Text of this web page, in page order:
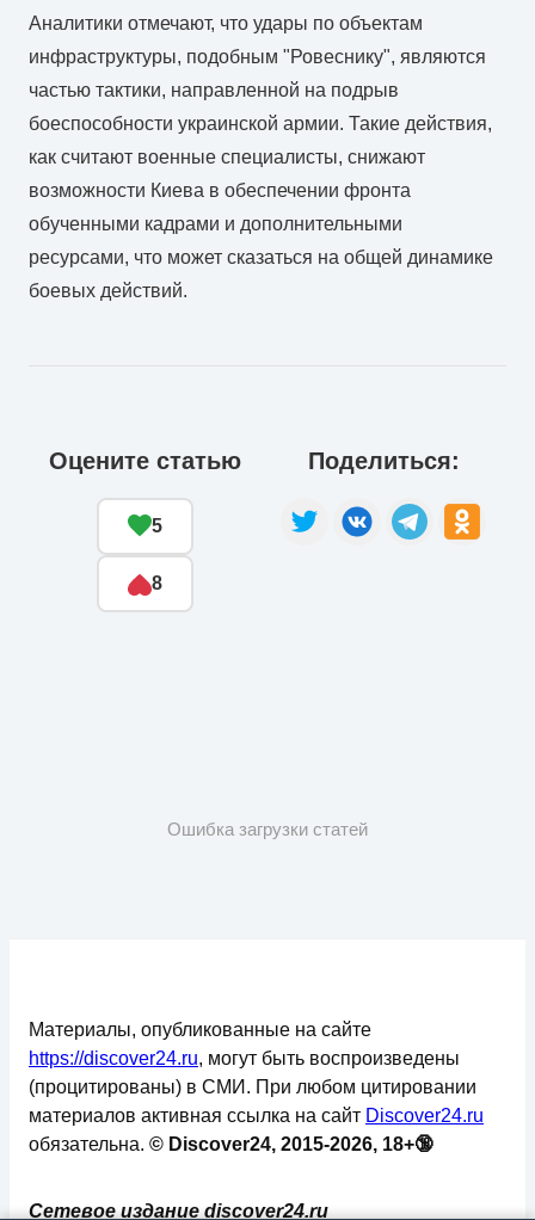
Аналитики отмечают, что удары по объектам
инфраструктуры, подобным "Ровеснику", являются
частью тактики, направленной на подрыв
боеспособности украинской армии. Такие действия,
как считают военные специалисты, снижают
возможности Киева в обеспечении фронта
обученными кадрами и дополнительными
ресурсами, что может сказаться на общей динамике
боевых действий.
Оцените статью
5
8
Поделиться:
Ошибка загрузки статей
Сетевое издание discover24.ru
Материалы, опубликованные на сайте
https://discover24.ru, могут быть воспроизведены
(процитированы) в СМИ. При любом цитировании
материалов активная ссылка на сайт Discover24.ru
обязательна. © Discover24, 2015-2026, 18+🔞